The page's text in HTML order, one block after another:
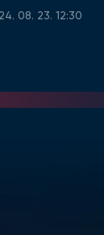
08. 23. 12:30